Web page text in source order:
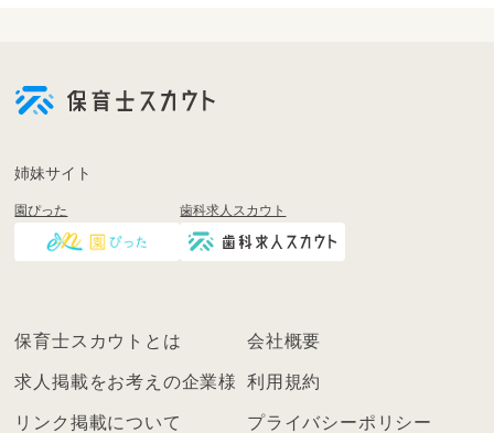
登
く
ン
姉妹サイト
園ぴった 歯科求人スカウト
保育士スカウトとは 会社概要
求人掲載をお考えの企業様 利用規約
リンク掲載について プライバシーポリシー